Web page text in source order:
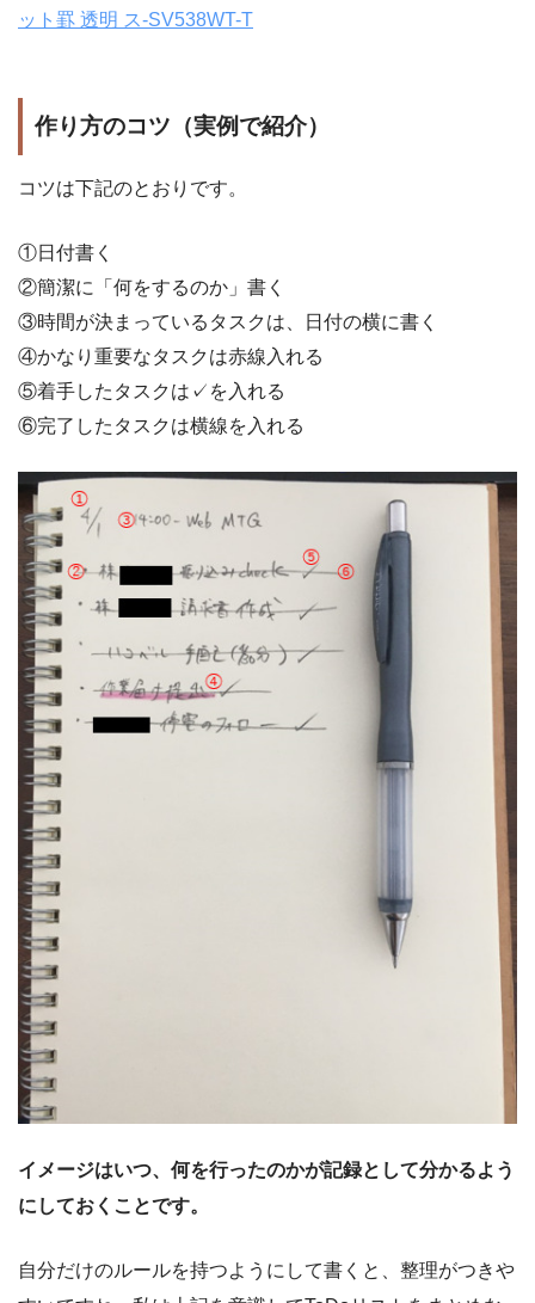
ット罫 透明 ス-SV538WT-T
作り方のコツ（実例で紹介）
コツは下記のとおりです。
①日付書く
②簡潔に「何をするのか」書く
③時間が決まっているタスクは、日付の横に書く
④かなり重要なタスクは赤線入れる
⑤着手したタスクは✓を入れる
⑥完了したタスクは横線を入れる
イメージはいつ、何を行ったのかが記録として分かるよう
にしておくことです。
自分だけのルールを持つようにして書くと、整理がつきや